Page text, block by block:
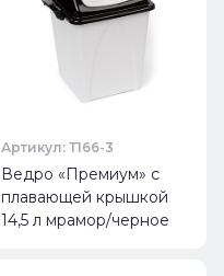
Артикул: Т166-3
Ведро «Премиум» с
плавающей крышкой
14,5 л мрамор/черное